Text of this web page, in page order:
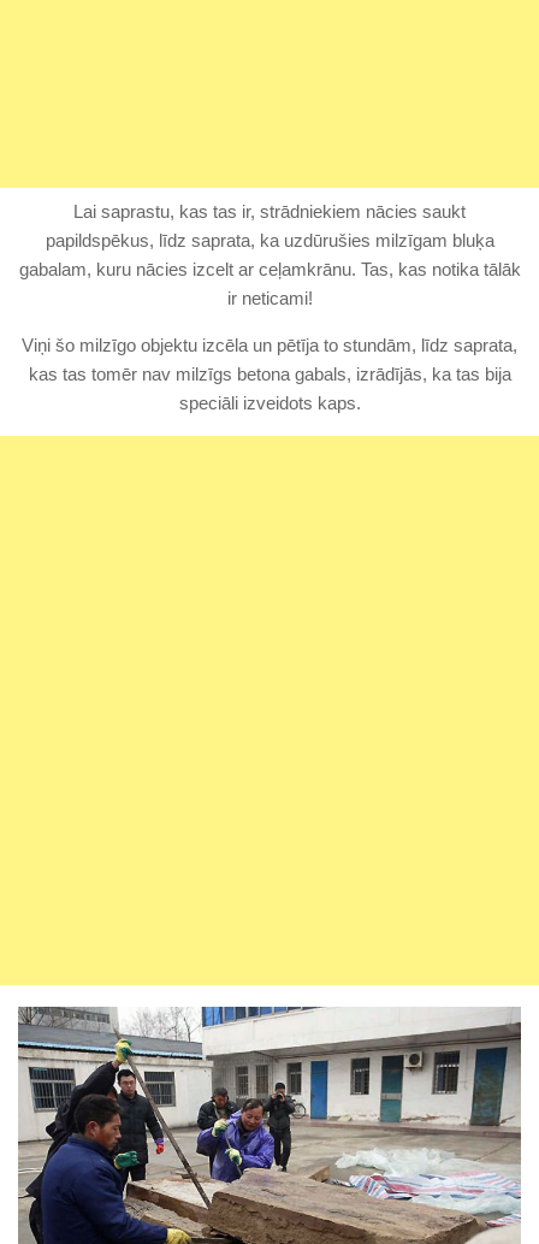
Lai saprastu, kas tas ir, strādniekiem nācies saukt
papildspēkus, līdz saprata, ka uzdūrušies milzīgam bluķa
gabalam, kuru nācies izcelt ar ceļamkrānu. Tas, kas notika tālāk
ir neticami!
Viņi šo milzīgo objektu izcēla un pētīja to stundām, līdz saprata,
kas tas tomēr nav milzīgs betona gabals, izrādījās, ka tas bija
speciāli izveidots kaps.